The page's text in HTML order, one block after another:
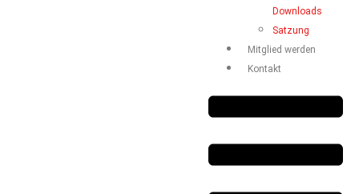
Downloads
Satzung
Mitglied werden
Kontakt